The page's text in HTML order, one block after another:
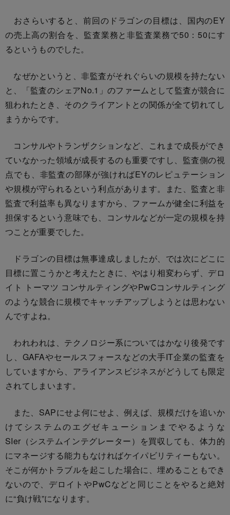
おさらいすると、前回のドラゴンの目標は、国内のEY
の売上高の割合を、監査業務と非監査業務で50：50にす
るというものでした。
なぜかというと、非監査がそれぐらいの規模を持たない
と、「監査のシェアNo.1」のファームとして監査が競合に
狙われたとき、そのクライアントとの関係が全て切れてし
まうからです。
コンサルやトランザクションなど、これまで成長ができ
ていなかった領域が成長するのも重要ですし、監査側の視
点でも、非監査の部隊が強ければEYのレピュテーション
や規模が守られるという利点があります。また、監査と非
監査で利益率も異なりますから、ファームが健全に利益を
担保するという意味でも、コンサルなどが一定の規模を持
つことが重要でした。
ドラゴンの目標は無事達成しましたが、では次にどこに
目標に置こうかと考えたときに、やはり相変わらず、デロ
イト トーマツ コンサルティングやPwCコンサルティング
のような競合に規模でキャッチアップしようとは思わない
んですよね。
われわれは、テクノロジー系についてはかなり後発です
し、GAFAやセールスフォースなどの大手IT企業の監査を
していますから、アライアンスビジネスがどうしても限定
されてしまいます。
また、SAPにせよ何にせよ、例えば、規模だけを追いか
けてシステムのエグゼキューションまでやるような
SIer（システムインテグレーター）を買収しても、体力的
にマネージする能力もなければケイパビリティーもない。
そこが何かトラブルを起こした場合に、埋めることもでき
ないので、デロイトやPwCなどと同じことをやると絶対
に“負け戦”になります。